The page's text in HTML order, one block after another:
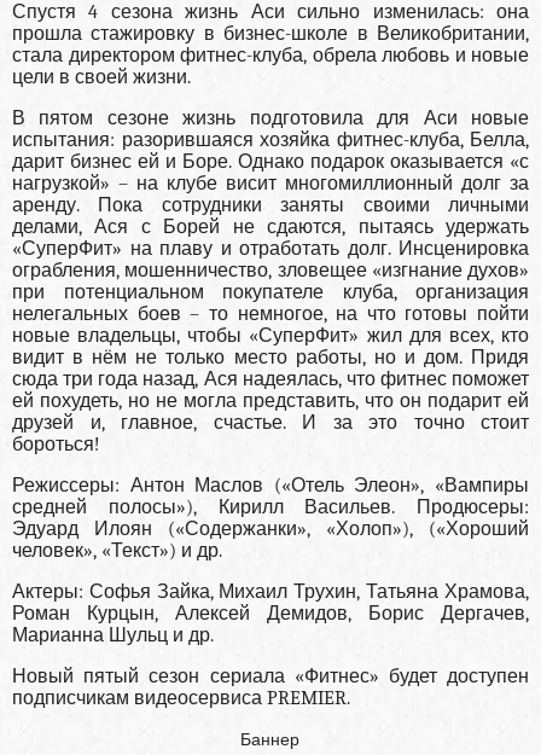
Спустя 4 сезона жизнь Аси сильно изменилась: она
прошла стажировку в бизнес-школе в Великобритании,
стала директором фитнес-клуба, обрела любовь и новые
цели в своей жизни.
В пятом сезоне жизнь подготовила для Аси новые
испытания: разорившаяся хозяйка фитнес-клуба, Белла,
дарит бизнес ей и Боре. Однако подарок оказывается «с
нагрузкой» – на клубе висит многомиллионный долг за
аренду. Пока сотрудники заняты своими личными
делами, Ася с Борей не сдаются, пытаясь удержать
«СуперФит» на плаву и отработать долг. Инсценировка
ограбления, мошенничество, зловещее «изгнание духов»
при потенциальном покупателе клуба, организация
нелегальных боев – то немногое, на что готовы пойти
новые владельцы, чтобы «СуперФит» жил для всех, кто
видит в нём не только место работы, но и дом. Придя
сюда три года назад, Ася надеялась, что фитнес поможет
ей похудеть, но не могла представить, что он подарит ей
друзей и, главное, счастье. И за это точно стоит
бороться!
Режиссеры: Антон Маслов («Отель Элеон», «Вампиры
средней полосы»), Кирилл Васильев. Продюсеры:
Эдуард Илоян («Содержанки», «Холоп»), («Хороший
человек», «Текст») и др.
Актеры: Софья Зайка, Михаил Трухин, Татьяна Храмова,
Роман Курцын, Алексей Демидов, Борис Дергачев,
Марианна Шульц и др.
Новый пятый сезон сериала «Фитнес» будет доступен
подписчикам видеосервиса PREMIER.
Баннер